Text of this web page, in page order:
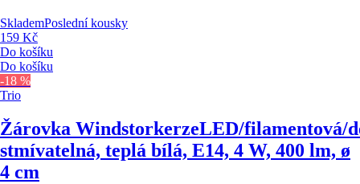
SklademPoslední kousky
159 Kč
Do košíku
Do košíku
-18 %
Trio
Žárovka WindstorkerzeLED/filamentová/
stmívatelná, teplá bílá, E14, 4 W, 400 lm, ø
4 cm